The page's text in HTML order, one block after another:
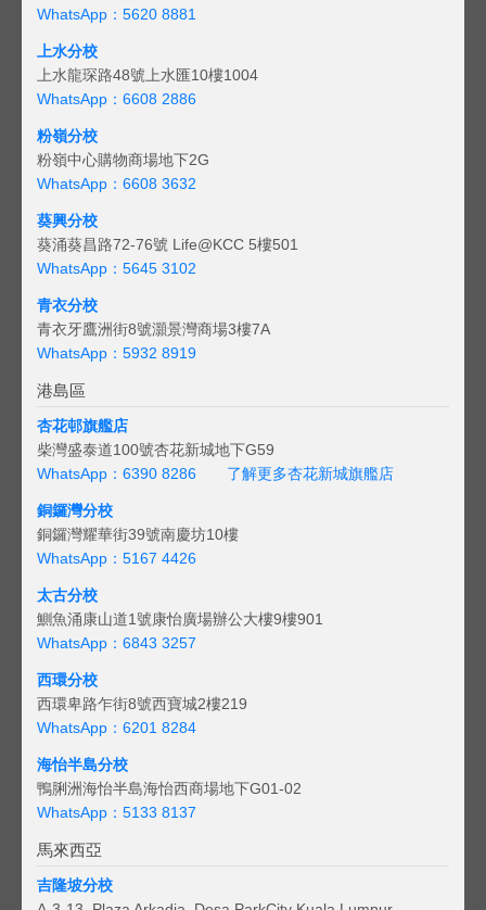
WhatsApp：5620 8881
上水分校
上水龍琛路48號上水匯10樓1004
WhatsApp：6608 2886
粉嶺分校
粉嶺中心購物商場地下2G
WhatsApp：6608 3632
葵興分校
葵涌葵昌路72-76號 Life@KCC 5樓501
WhatsApp：5645 3102
青衣分校
青衣牙鷹洲街8號灝景灣商場3樓7A
WhatsApp：5932 8919
港島區
杏花邨旗艦店
柴灣盛泰道100號杏花新城地下G59
WhatsApp：6390 8286
了解更多杏花新城旗艦店
銅鑼灣分校
銅鑼灣耀華街39號南慶坊10樓
WhatsApp：5167 4426
太古分校
鰂魚涌康山道1號康怡廣場辦公大樓9樓901
WhatsApp：6843 3257
西環分校
西環卑路乍街8號西寶城2樓219
WhatsApp：6201 8284
海怡半島分校
鴨脷洲海怡半島海怡西商場地下G01-02
WhatsApp：5133 8137
馬來西亞
吉隆坡分校